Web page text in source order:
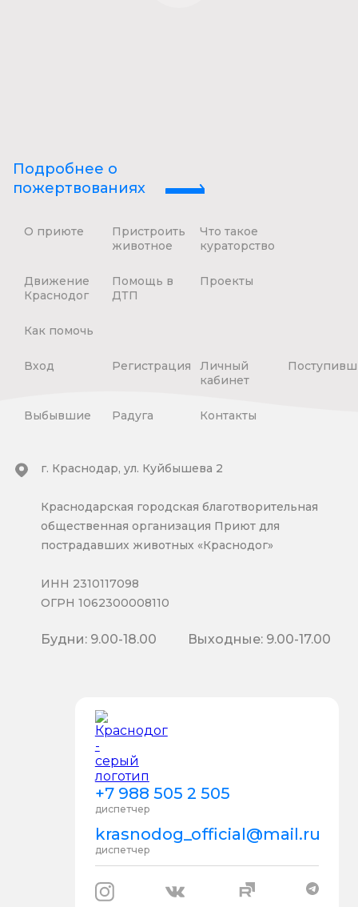
Подробнее о
пожертвованиях
О приюте
Пристроить
животное
Что такое
кураторство
Движение
Краснодог
Помощь в
ДТП
Проекты
Как помочь
Вход Регистрация
Личный
кабинет
Выбывшие Радуга Контакты
+7 988 505 2 505
диспетчер
krasnodog_official@mail.ru
диспетчер
г. Краснодар, ул. Куйбышева 2
Краснодарская городская благотворительная
общественная организация Приют для
пострадавших животных «Краснодог»
ИНН 2310117098
ОГРН 1062300008110
Будни: 9.00-18.00 Выходные: 9.00-17.00